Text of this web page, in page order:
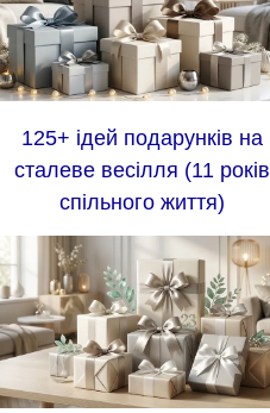
125+ ідей подарунків на
сталеве весілля (11 років
спільного життя)